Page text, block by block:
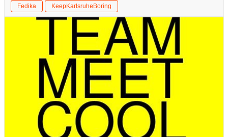
Fedika KeepKarlsruheBoring